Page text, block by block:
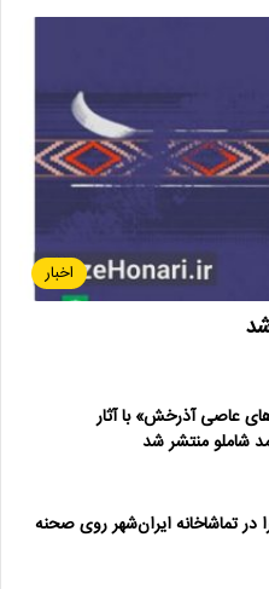
اخبار
عاصی آذرخش» با آثار
شاملو منتشر شد
در تماشاخانه ایران‌شهر روی صحنه